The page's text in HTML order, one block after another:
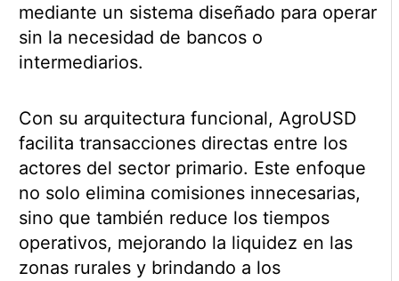
mediante un sistema diseñado para operar
sin la necesidad de bancos o
intermediarios.
Con su arquitectura funcional, AgroUSD
facilita transacciones directas entre los
actores del sector primario. Este enfoque
no solo elimina comisiones innecesarias,
sino que también reduce los tiempos
operativos, mejorando la liquidez en las
zonas rurales y brindando a los